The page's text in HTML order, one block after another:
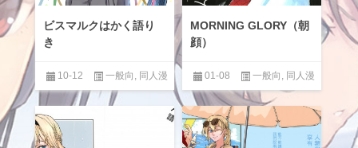
ビスマルクはかく語り
き
10-12 一般向 , 同人漫
画汉化区, 男性提督love
MORNING GLORY（朝
顔）
01-08 一般向 , 同人漫
画汉化区
, 百合